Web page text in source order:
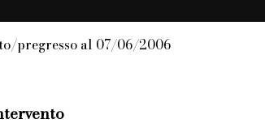
pregresso al 07/06/2006